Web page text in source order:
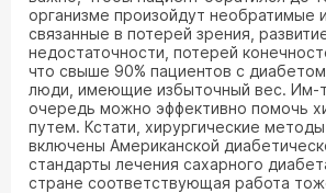
организме произойдут необратимые
связанные в потерей зрения,
недостаточности, потерей
что свыше 90% пациентов с
люди, имеющие избыточный вес. Им-
очередь можно эффективно помочь
путем. Кстати, хирургические
включены Американской
стандарты лечения сахарного
стране соответствующая работа